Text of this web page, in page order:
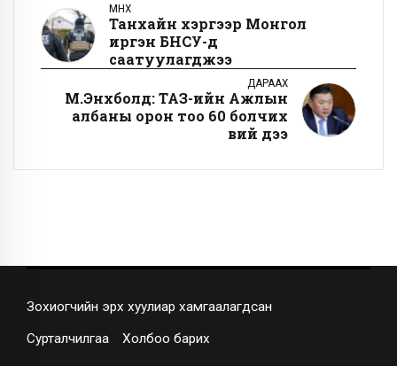
ӨМНӨХ
Танхайн хэргээр Монгол
иргэн БНСУ-д
саатуулагджээ
ДАРААХ
М.Энхболд: ТАЗ-ийн Ажлын
албаны орон тоо 60 болчих
вий дээ
Зохиогчийн эрх хуулиар хамгаалагдсан
Сурталчилгаа Холбоо барих